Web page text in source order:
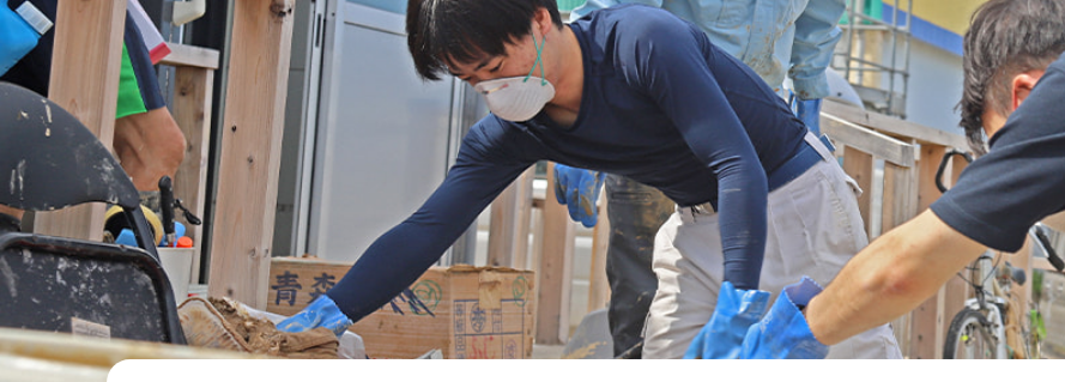
釈尊～法華経
日蓮大聖人
創価学会の三代会長
初代会長・牧口常三郎先生
第2代会長・戸田城聖先生
第3代会長・池田大作先生
年間の活動について
友人葬
人道支援
音楽活動
展示活動
教育本部の活動
図書贈呈
世界の創価学会
各国ウェブサイト
基本情報
会員サポート
＜関連リンク＞
創価学会総本部